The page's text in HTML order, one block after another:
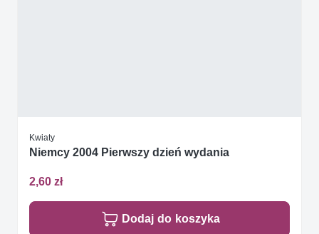
Kwiaty
Niemcy 2004 Pierwszy dzień wydania
2,60 zł
Dodaj do koszyka